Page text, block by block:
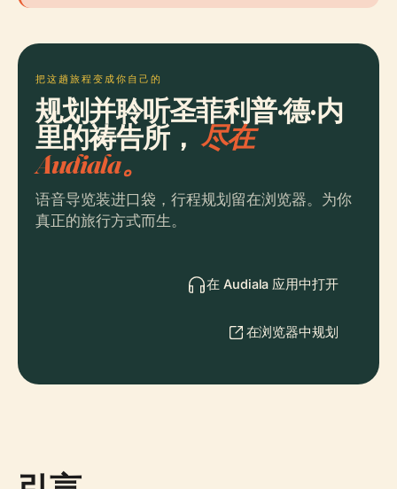
把这趟旅程变成你自己的
规划并聆听圣菲利普·德·内
里的祷告所， 尽在
Audiala。
语音导览装进口袋，行程规划留在浏览器。为你
真正的旅行方式而生。
在 Audiala 应用中打开
在浏览器中规划